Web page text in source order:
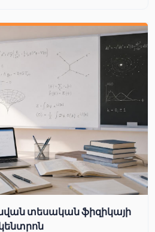
տեսական ֆիզիկայի